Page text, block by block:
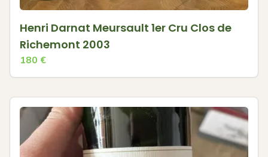
Henri Darnat Meursault 1er Cru Clos de
Richemont 2003
180 €